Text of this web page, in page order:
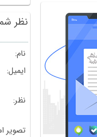
نظر
نام:
ایمیل:
نظر:
تصویر